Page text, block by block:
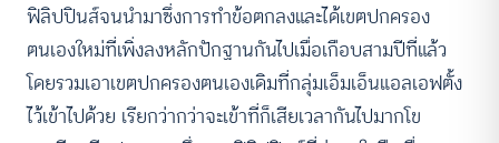
ฟิลิปปินส์จนนำมาซึ่งการทำข้อตกลงและได้เขตปกครอง
ตนเองใหม่ที่เพิ่งลงหลักปักฐานกันไปเมื่อเกือบสามปีที่แล้ว
โดยรวมเอาเขตปกครองตนเองเดิมที่กลุ่มเอ็มเอ็นแอลเอฟตั้ง
ไว้เข้าไปด้วย เรียกว่ากว่าจะเข้าที่ก็เสียเวลากันไปมากโข